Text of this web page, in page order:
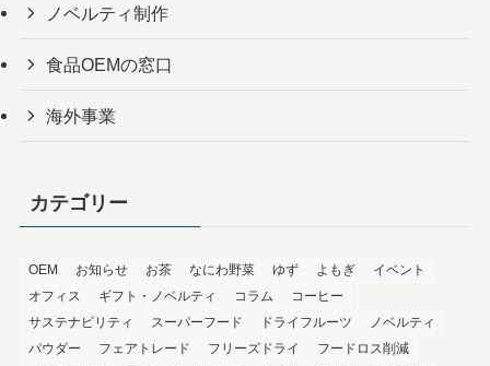
ノベルティ制作
食品OEMの窓口
海外事業
カテゴリー
OEM お知らせ お茶 なにわ野菜 ゆず よもぎ
イベント
オフィス
ギフト・ノベルティ コラム
コーヒー
サステナビリティ
スーパーフード ドライフルーツ
ノベルティ
パウダー
フェアトレード フリーズドライ
フードロス削減